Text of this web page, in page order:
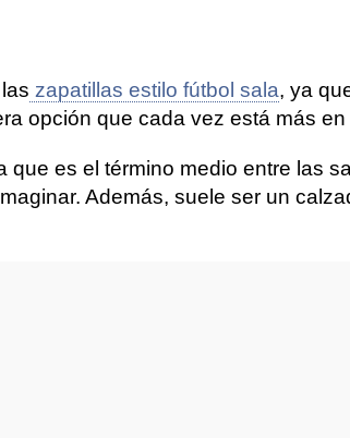
zapatillas estilo fútbol sala, ya
opción que cada vez está más
que es el término medio entre las
Además, suele ser un